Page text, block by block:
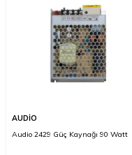
AUDİO
Audio 2429 Güç Kaynağı 90 Watt